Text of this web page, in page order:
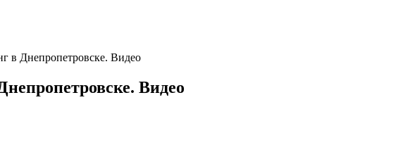
в Днепропетровске. Видео
Видео